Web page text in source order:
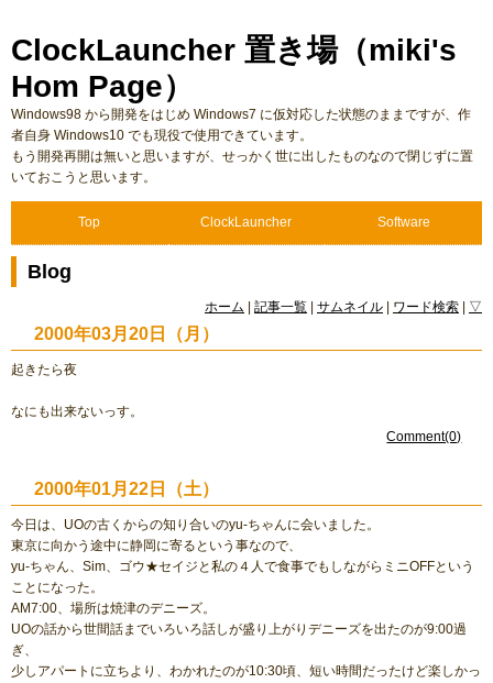
ClockLauncher 置き場（miki's
Hom Page）
Windows98 から開発をはじめ Windows7 に仮対応した状態のままですが、作
者自身 Windows10 でも現役で使用できています。
もう開発再開は無いと思いますが、せっかく世に出したものなので閉じずに置
いておこうと思います。
Top ClockLauncher Software
Blog
ホーム 記事一覧 サムネイル ワード検索 ▽
2000年03月20日（月）
起きたら夜
なにも出来ないっす。
Comment(0)
2000年01月22日（土）
今日は、UOの古くからの知り合いのyu-ちゃんに会いました。
東京に向かう途中に静岡に寄るという事なので、
yu-ちゃん、Sim、ゴウ★セイジと私の４人で食事でもしながらミニOFFという
ことになった。
AM7:00、場所は焼津のデニーズ。
UOの話から世間話までいろいろ話しが盛り上がりデニーズを出たのが9:00過
ぎ、
少しアパートに立ちより、わかれたのが10:30頃、短い時間だったけど楽しかっ